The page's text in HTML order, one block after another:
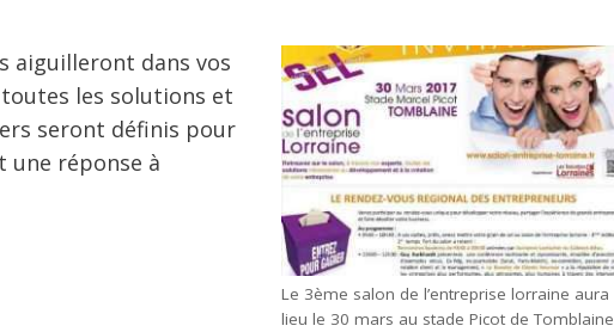
Le 3ème salon de l’entreprise lorraine aura
lieu le 30 mars au stade Picot de Tomblaine
aiguilleront dans vos
les solutions et
seront définis pour
réponse à